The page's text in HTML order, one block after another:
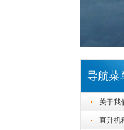
导航
关于我
直升机